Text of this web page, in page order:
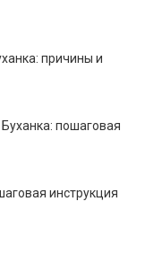
причины и
пошаговая
инструкция